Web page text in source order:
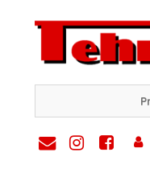
content